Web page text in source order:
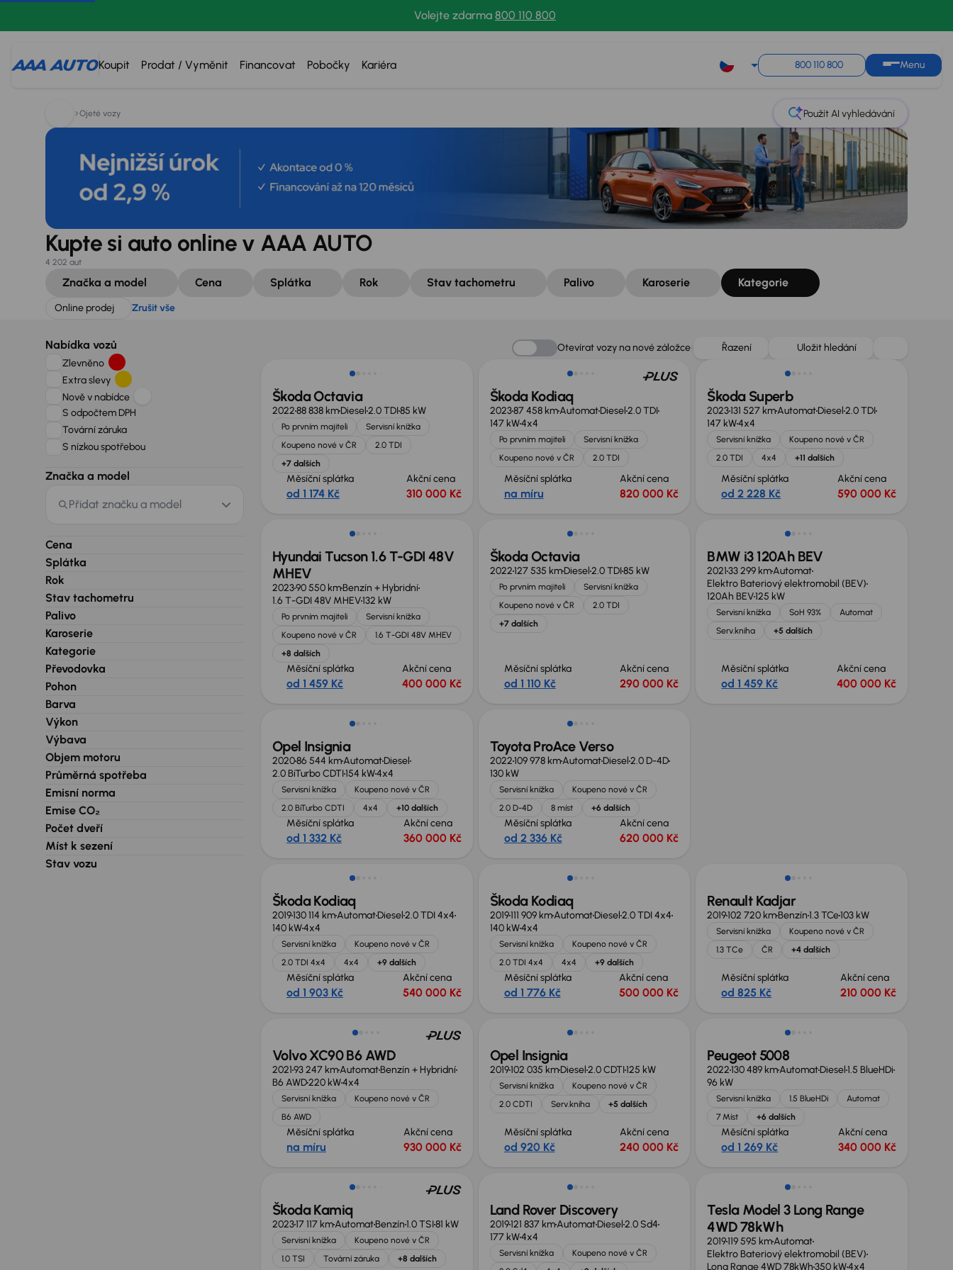
Volejte zdarma 800 110 800
Koupit Prodat / Vyměnit Financovat Pobočky Kariéra 800 110 800 Menu
Hledáte: Zrušit vše
Ojeté vozy Použít AI vyhledávání
Kupte si auto online v AAA AUTO
4 202 aut
Značka a model Cena Splátka Rok Stav tachometru Palivo Karoserie Kategorie
Online prodej Zrušit vše
Nabídka vozů
Zlevněno
Extra slevy
Nově v nabídce
S odpočtem DPH
Tovární záruka
S nízkou spotřebou
Značka a model
Přidat značku a model
Cena
Splátka
Rok
Stav tachometru
Palivo
Karoserie
Kategorie
Převodovka
Pohon
Barva
Výkon
Výbava
Objem motoru
Průměrná spotřeba
Emisní norma
Emise CO₂
Počet dveří
Míst k sezení
Stav vozu
Otevírat vozy na nové záložce Řazení Uložit hledání
Škoda Octavia
202288 838 kmDiesel2.0 TDI85 kW
Po prvním majiteli
Servisní knížka
Koupeno nové v ČR
2.0 TDI
+7 dalších
Měsíční splátka
od 1 174 Kč
Akční cena
310 000 Kč
Možnost odpočtu DPH
Škoda Kodiaq
202387 458 kmAutomatDiesel2.0 TDI
147 kW4x4
Po prvním majiteli
Servisní knížka
Koupeno nové v ČR
2.0 TDI
Měsíční splátka
na míru
Akční cena
820 000 Kč
Zlevněno o 10 000 Kč
Škoda Superb
2023131 527 kmAutomatDiesel2.0 TDI
147 kW4x4
Servisní knížka
Koupeno nové v ČR
2.0 TDI
4x4 +11 dalších
Měsíční splátka
od 2 228 Kč
Akční cena
590 000 Kč
Možnost odpočtu DPH
Hyundai Tucson 1.6 T-GDI 48V
MHEV
202390 550 kmBenzín + Hybridní
1.6 T-GDI 48V MHEV132 kW
Po prvním majiteli
Servisní knížka
Koupeno nové v ČR
1.6 T-GDI 48V MHEV
+8 dalších
Měsíční splátka
od 1 459 Kč
Akční cena
400 000 Kč
Extra sleva 18 500 Kč
Škoda Octavia
2022127 535 kmDiesel2.0 TDI85 kW
Po prvním majiteli
Servisní knížka
Koupeno nové v ČR
2.0 TDI
+7 dalších
Měsíční splátka
od 1 110 Kč
Akční cena
290 000 Kč
Zlevněno o 20 000 Kč
BMW i3 120Ah BEV
202133 299 kmAutomat
Elektro Bateriový elektromobil (BEV)
120Ah BEV125 kW
Servisní knížka SoH 93%
Automat
Serv.kniha
+5 dalších
Měsíční splátka
od 1 459 Kč
Akční cena
400 000 Kč
Zlevněno o 60 000 Kč
Opel Insignia
202086 544 kmAutomatDiesel
2.0 BiTurbo CDTI154 kW4x4
Servisní knížka
Koupeno nové v ČR
2.0 BiTurbo CDTI
4x4 +10 dalších
Měsíční splátka
od 1 332 Kč
Akční cena
360 000 Kč
Zlevněno o 80 000 Kč
Toyota ProAce Verso
2022109 978 kmAutomatDiesel2.0 D-4D
130 kW
Servisní knížka
Koupeno nové v ČR
2.0 D-4D
8 míst +6 dalších
Měsíční splátka
od 2 336 Kč
Akční cena
620 000 Kč
Zlevněno o 20 000 Kč
Škoda Kodiaq
2019130 114 kmAutomatDiesel2.0 TDI 4x4
140 kW4x4
Servisní knížka
Koupeno nové v ČR
2.0 TDI 4x4
4x4 +9 dalších
Měsíční splátka
od 1 903 Kč
Akční cena
540 000 Kč
Zlevněno o 80 000 Kč
Škoda Kodiaq
2019111 909 kmAutomatDiesel2.0 TDI 4x4
140 kW4x4
Servisní knížka
Koupeno nové v ČR
2.0 TDI 4x4
4x4 +9 dalších
Měsíční splátka
od 1 776 Kč
Akční cena
500 000 Kč
Renault Kadjar
2019102 720 kmBenzín1.3 TCe103 kW
Servisní knížka
Koupeno nové v ČR
1.3 TCe
ČR +4 dalších
Měsíční splátka
od 825 Kč
Akční cena
210 000 Kč
Volvo XC90 B6 AWD
202193 247 kmAutomatBenzín + Hybridní
B6 AWD220 kW4x4
Servisní knížka
Koupeno nové v ČR
B6 AWD
Měsíční splátka
na míru
Akční cena
930 000 Kč
Zlevněno o 20 000 Kč
Opel Insignia
2019102 035 kmDiesel2.0 CDTI125 kW
Servisní knížka
Koupeno nové v ČR
2.0 CDTI
Serv.kniha +5 dalších
Měsíční splátka
od 920 Kč
Akční cena
240 000 Kč
Zlevněno o 70 000 Kč
Peugeot 5008
2022130 489 kmAutomatDiesel1.5 BlueHDi
96 kW
Servisní knížka 1.5 BlueHDi
Automat
7 Míst
+6 dalších
Měsíční splátka
od 1 269 Kč
Akční cena
340 000 Kč
Zlevněno o 10 000 Kč
Škoda Kamiq
202317 117 kmAutomatBenzín1.0 TSI81 kW
Servisní knížka
Koupeno nové v ČR
1.0 TSI
Tovární záruka +8 dalších
Zlevněno o 80 000 Kč
Land Rover Discovery
2019121 837 kmAutomatDiesel2.0 Sd4
177 kW4x4
Servisní knížka
Koupeno nové v ČR
Zlevněno o 10 000 Kč
Tesla Model 3 Long Range
4WD 78kWh
2019119 595 kmAutomat
Elektro Bateriový elektromobil (BEV)
Long Range 4WD 78kWh350 kW4x4